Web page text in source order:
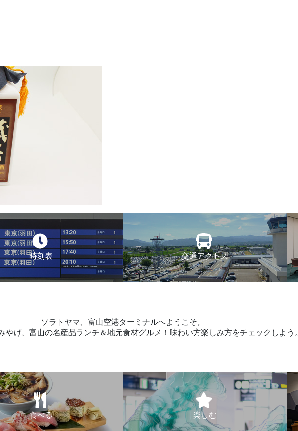
時刻表 交通アクセス
ソラトヤマ、富山空港ターミナルへようこそ。
やげ、富山の名産品ランチ＆地元食材グルメ！味わい方楽しみ方をチェックしよう。
食べる 楽しむ